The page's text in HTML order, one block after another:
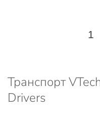
1
Транспорт
Drivers